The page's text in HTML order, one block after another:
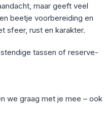
maar geeft veel
beetje voorbereiding en
sfeer, rust en karakter.
tassen of reserve-
we graag met je mee – ook